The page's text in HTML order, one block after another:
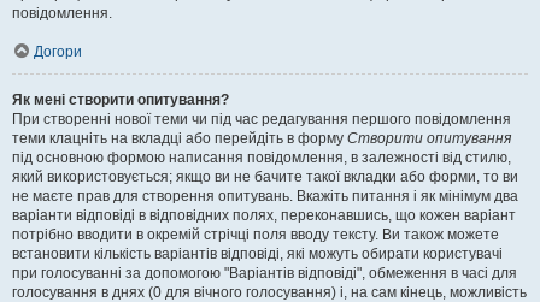
повідомлення.
Догори
Як мені створити опитування?
При створенні нової теми чи під час редагування першого повідомлення
теми клацніть на вкладці або перейдіть в форму Створити опитування
під основною формою написання повідомлення, в залежності від стилю,
який використовується; якщо ви не бачите такої вкладки або форми, то ви
не маєте прав для створення опитувань. Вкажіть питання і як мінімум два
варіанти відповіді в відповідних полях, переконавшись, що кожен варіант
потрібно вводити в окремій стрічці поля вводу тексту. Ви також можете
встановити кількість варіантів відповіді, які можуть обирати користувачі
при голосуванні за допомогою "Варіантів відповіді", обмеження в часі для
голосування в днях (0 для вічного голосування) і, на сам кінець, можливість